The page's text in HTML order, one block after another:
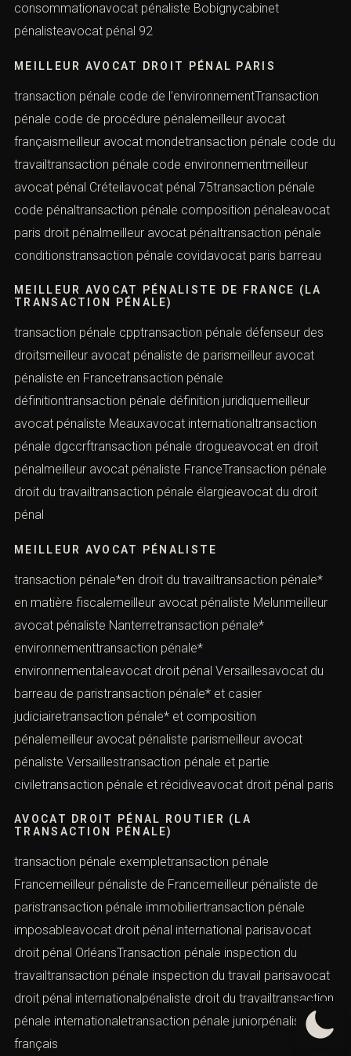
consommationavocat pénaliste Bobignycabinet
pénalisteavocat pénal 92
MEILLEUR AVOCAT DROIT PÉNAL PARIS
transaction pénale code de l’environnementTransaction
pénale code de procédure pénalemeilleur avocat
françaismeilleur avocat mondetransaction pénale code du
travailtransaction pénale code environnementmeilleur
avocat pénal Créteilavocat pénal 75transaction pénale
code pénaltransaction pénale composition pénaleavocat
paris droit pénalmeilleur avocat pénaltransaction pénale
conditionstransaction pénale covidavocat paris barreau
MEILLEUR AVOCAT PÉNALISTE DE FRANCE (LA
TRANSACTION PÉNALE)
transaction pénale cpptransaction pénale défenseur des
droitsmeilleur avocat pénaliste de parismeilleur avocat
pénaliste en Francetransaction pénale
définitiontransaction pénale définition juridiquemeilleur
avocat pénaliste Meauxavocat internationaltransaction
pénale dgccrftransaction pénale drogueavocat en droit
pénalmeilleur avocat pénaliste FranceTransaction pénale
droit du travailtransaction pénale élargieavocat du droit
pénal
MEILLEUR AVOCAT PÉNALISTE
transaction pénale*en droit du travailtransaction pénale*
en matière fiscalemeilleur avocat pénaliste Melunmeilleur
avocat pénaliste Nanterretransaction pénale*
environnementtransaction pénale*
environnementaleavocat droit pénal Versaillesavocat du
barreau de paristransaction pénale* et casier
judiciairetransaction pénale* et composition
pénalemeilleur avocat pénaliste parismeilleur avocat
pénaliste Versaillestransaction pénale et partie
civiletransaction pénale et récidiveavocat droit pénal paris
AVOCAT DROIT PÉNAL ROUTIER (LA
TRANSACTION PÉNALE)
transaction pénale exempletransaction pénale
Francemeilleur pénaliste de Francemeilleur pénaliste de
paristransaction pénale immobiliertransaction pénale
imposableavocat droit pénal international parisavocat
droit pénal OrléansTransaction pénale inspection du
travailtransaction pénale inspection du travail parisavocat
droit pénal internationalpénaliste droit du travailtransaction
pénale internationaletransaction pénale juniorpénaliste
français